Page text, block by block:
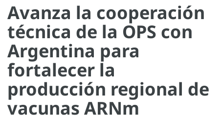
Avanza la cooperación
técnica de la OPS con
Argentina para
fortalecer la
producción regional de
vacunas ARNm